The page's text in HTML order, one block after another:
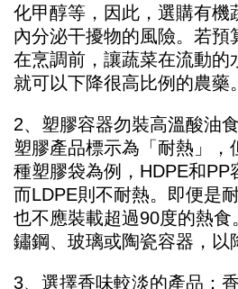
化甲醇等，因此，選購有機
內分泌干擾物的風險。若預
在烹調前，讓蔬菜在流動的
就可以下降很高比例的農藥。
2、塑膠容器勿裝高溫酸油
塑膠產品標示為「耐熱」，
種塑膠袋為例，HDPE和PP
而LDPE則不耐熱。即便是
也不應裝載超過90度的熱食
鏽鋼、玻璃或陶瓷容器，以
3、選擇香味較淡的產品：